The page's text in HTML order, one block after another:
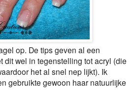
op. De tips geven al een
dit wel in tegenstelling tot acryl (die
het al snel nep lijkt). Ik
gebruikte gewoon haar natuurlijke